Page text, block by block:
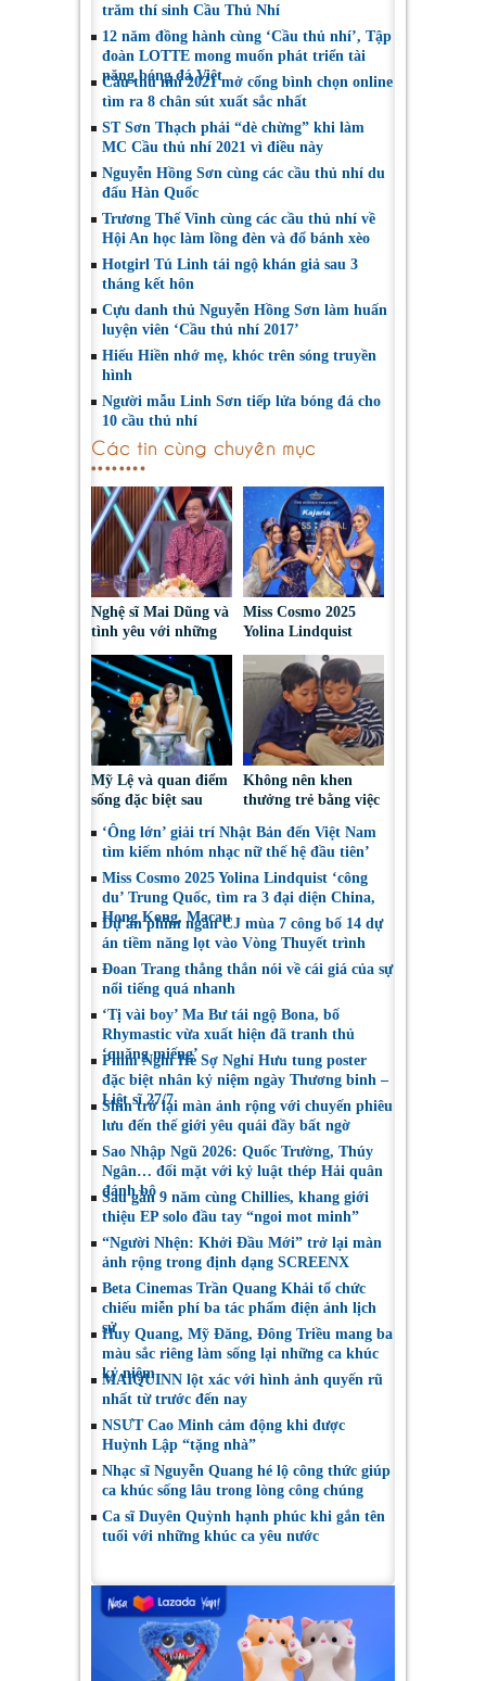
trăm thí sinh Cầu Thủ Nhí
12 năm đồng hành cùng ‘Cầu thủ nhí’, Tập
đoàn LOTTE mong muốn phát triển tài
năng bóng đá Việt
Cầu thủ nhí 2021 mở cổng bình chọn online
tìm ra 8 chân sút xuất sắc nhất
ST Sơn Thạch phải “dè chừng” khi làm
MC Cầu thủ nhí 2021 vì điều này
Nguyễn Hồng Sơn cùng các cầu thủ nhí du
đấu Hàn Quốc
Trương Thế Vinh cùng các cầu thủ nhí về
Hội An học làm lồng đèn và đổ bánh xèo
Hotgirl Tú Linh tái ngộ khán giả sau 3
tháng kết hôn
Cựu danh thủ Nguyễn Hồng Sơn làm huấn
luyện viên ‘Cầu thủ nhí 2017’
Hiếu Hiền nhớ mẹ, khóc trên sóng truyền
hình
Người mẫu Linh Sơn tiếp lửa bóng đá cho
10 cầu thủ nhí
Các tin cùng chuyên mục
Nghệ sĩ Mai Dũng và
tình yêu với những
“vai ác dễ thương”
Miss Cosmo 2025
Yolina Lindquist
‘công du’ Nepal, tìm
đại diện mới tranh
tài Miss Cosmo 2026
Mỹ Lệ và quan điểm
sống đặc biệt sau
nhiều năm làm nghề
Không nên khen
thưởng trẻ bằng việc
thoại
‘Ông lớn’ giải trí Nhật Bản đến Việt Nam
tìm kiếm nhóm nhạc nữ thế hệ đầu tiên’
Miss Cosmo 2025 Yolina Lindquist ‘công
du’ Trung Quốc, tìm ra 3 đại diện China,
Hong Kong, Macau
Dự án phim ngắn CJ mùa 7 công bố 14 dự
án tiềm năng lọt vào Vòng Thuyết trình
Đoan Trang thẳng thắn nói về cái giá của sự
nổi tiếng quá nhanh
‘Tị vài boy’ Ma Bư tái ngộ Bona, bố
Rhymastic vừa xuất hiện đã tranh thủ
‘quăng miếng’
Phim Nghỉ Hè Sợ Nghỉ Hưu tung poster
đặc biệt nhân kỷ niệm ngày Thương binh –
Liệt sĩ 27/7
Shin trở lại màn ảnh rộng với chuyến phiêu
lưu đến thế giới yêu quái đầy bất ngờ
Sao Nhập Ngũ 2026: Quốc Trường, Thúy
Ngân… đối mặt với kỷ luật thép Hải quân
đánh bộ
Sau gần 9 năm cùng Chillies, khang giới
thiệu EP solo đầu tay “ngoi mot minh”
“Người Nhện: Khởi Đầu Mới” trở lại màn
ảnh rộng trong định dạng SCREENX
Beta Cinemas Trần Quang Khải tổ chức
chiếu miễn phí ba tác phẩm điện ảnh lịch
sử
Huy Quang, Mỹ Đăng, Đông Triều mang ba
màu sắc riêng làm sống lại những ca khúc
kỷ niệm
MAIQUINN lột xác với hình ảnh quyến rũ
nhất từ trước đến nay
NSƯT Cao Minh cảm động khi được
Huỳnh Lập “tặng nhà”
Nhạc sĩ Nguyễn Quang hé lộ công thức giúp
ca khúc sống lâu trong lòng công chúng
Ca sĩ Duyên Quỳnh hạnh phúc khi gắn tên
tuổi với những khúc ca yêu nước